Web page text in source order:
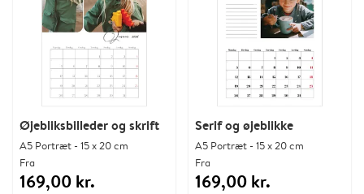
Øjebliksbilleder og skrift
A5 Portræt - 15 x 20 cm
Fra
169,00 kr.
Serif og øjeblikke
A5 Portræt - 15 x 20 cm
Fra
169,00 kr.